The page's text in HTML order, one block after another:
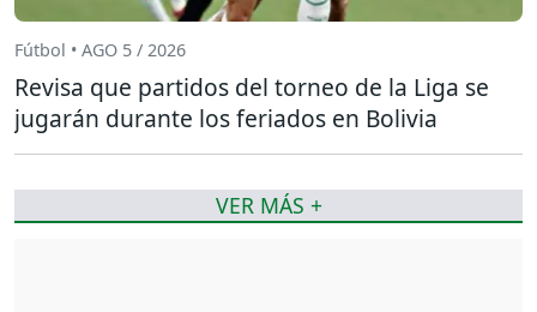
Fútbol • AGO 5 / 2026
Revisa que partidos del torneo de la Liga se
jugarán durante los feriados en Bolivia
VER MÁS +